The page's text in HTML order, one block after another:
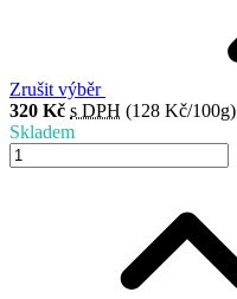
Zrušit výběr
320 Kč s DPH (128 Kč/100g)
Skladem